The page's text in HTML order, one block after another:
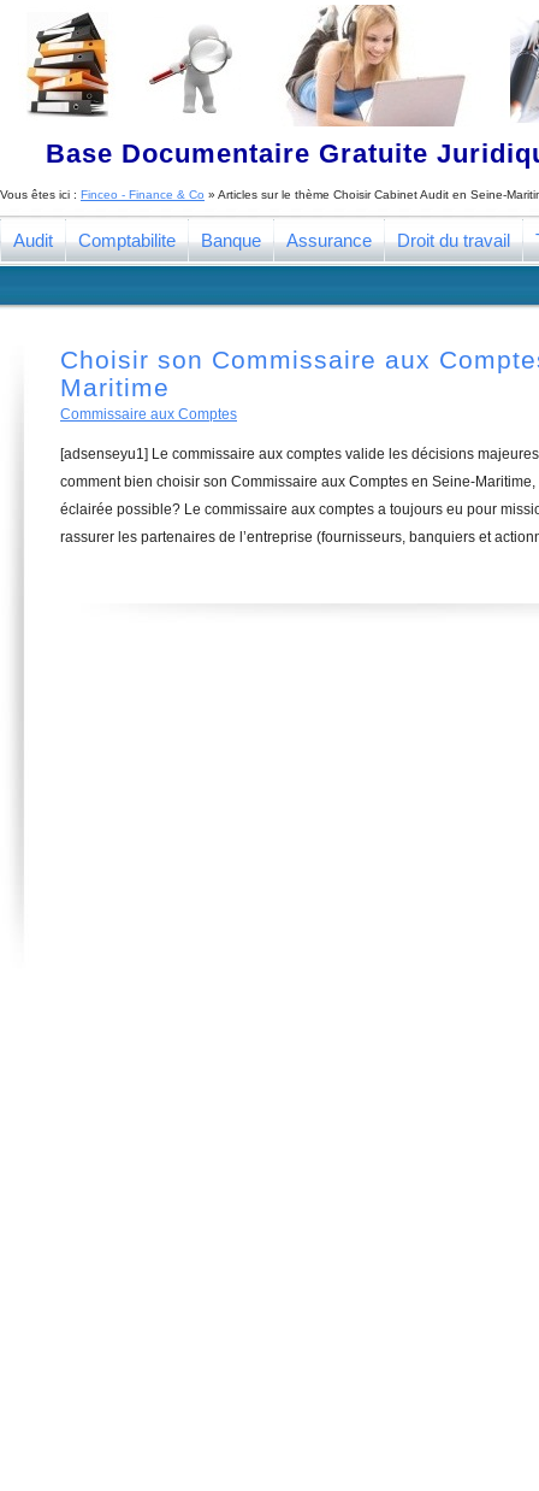
Base Documentaire Gratuite
Vous êtes ici : Finceo - Finance & Co » Articles sur le thème Choisir Cabinet Audit en Seine-
Audit Comptabilite Banque Assurance Droit du travail
Choisir son Commissaire aux
Maritime
Commissaire aux Comptes
[adsenseyu1] Le commissaire aux comptes valide les décisions
comment bien choisir son Commissaire aux Comptes en Seine-
éclairée possible? Le commissaire aux comptes a toujours eu pour
rassurer les partenaires de l’entreprise (fournisseurs, banquiers et